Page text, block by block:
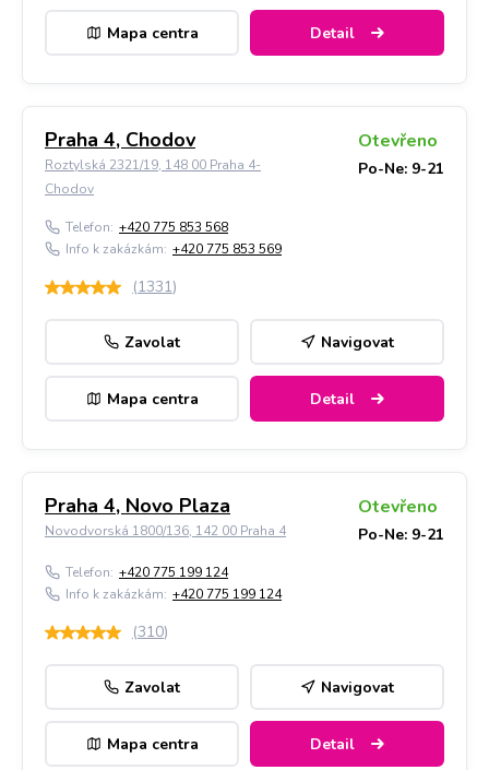
Mapa centra Detail
Praha 4, Chodov
Roztylská 2321/19, 148 00 Praha 4-
Chodov
Otevřeno
Po-Ne: 9-21
Telefon: +420 775 853 568
Info k zakázkám: +420 775 853 569
(1331)
Zavolat Navigovat
Mapa centra Detail
Praha 4, Novo Plaza
Novodvorská 1800/136, 142 00 Praha 4
Otevřeno
Po-Ne: 9-21
Telefon: +420 775 199 124
Info k zakázkám: +420 775 199 124
(310)
Zavolat Navigovat
Mapa centra Detail